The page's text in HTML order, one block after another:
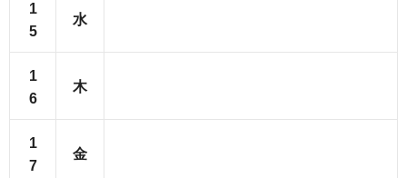
1
5
水
1
6
木
1
7
金